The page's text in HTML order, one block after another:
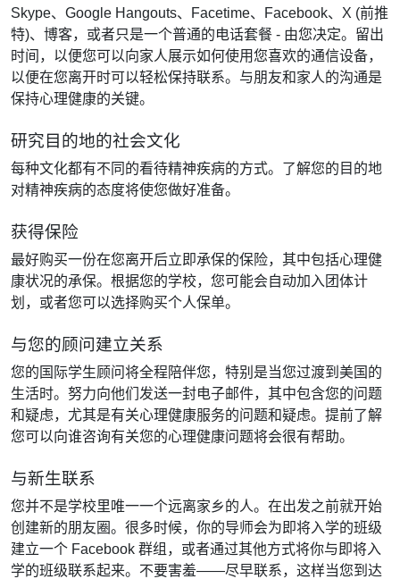
Skype、Google Hangouts、Facetime、Facebook、X (前推
特)、博客，或者只是一个普通的电话套餐 - 由您决定。留出
时间，以便您可以向家人展示如何使用您喜欢的通信设备，
以便在您离开时可以轻松保持联系。与朋友和家人的沟通是
保持心理健康的关键。
研究目的地的社会文化
每种文化都有不同的看待精神疾病的方式。了解您的目的地
对精神疾病的态度将使您做好准备。
获得保险
最好购买一份在您离开后立即承保的保险，其中包括心理健
康状况的承保。根据您的学校，您可能会自动加入团体计
划，或者您可以选择购买个人保单。
与您的顾问建立关系
您的国际学生顾问将全程陪伴您，特别是当您过渡到美国的
生活时。努力向他们发送一封电子邮件，其中包含您的问题
和疑虑，尤其是有关心理健康服务的问题和疑虑。提前了解
您可以向谁咨询有关您的心理健康问题将会很有帮助。
与新生联系
您并不是学校里唯一一个远离家乡的人。在出发之前就开始
创建新的朋友圈。很多时候，你的导师会为即将入学的班级
建立一个 Facebook 群组，或者通过其他方式将你与即将入
学的班级联系起来。不要害羞——尽早联系，这样当您到达